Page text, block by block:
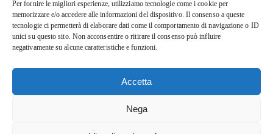
Per fornire le migliori esperienze, utilizziamo tecnologie come i cookie per
memorizzare e/o accedere alle informazioni del dispositivo. Il consenso a queste
tecnologie ci permetterà di elaborare dati come il comportamento di navigazione o ID
unici su questo sito. Non acconsentire o ritirare il consenso può influire
negativamente su alcune caratteristiche e funzioni.
Accetta
Nega
siamo
?
Privacy &